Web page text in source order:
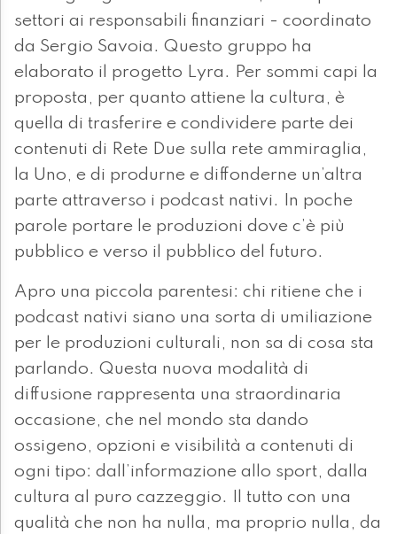
settori ai responsabili finanziari - coordinato
da Sergio Savoia. Questo gruppo ha
elaborato il progetto Lyra. Per sommi capi la
proposta, per quanto attiene la cultura, è
quella di trasferire e condividere parte dei
contenuti di Rete Due sulla rete ammiraglia,
la Uno, e di produrne e diffonderne un’altra
parte attraverso i podcast nativi. In poche
parole portare le produzioni dove c’è più
pubblico e verso il pubblico del futuro.
Apro una piccola parentesi: chi ritiene che i
podcast nativi siano una sorta di umiliazione
per le produzioni culturali, non sa di cosa sta
parlando. Questa nuova modalità di
diffusione rappresenta una straordinaria
occasione, che nel mondo sta dando
ossigeno, opzioni e visibilità a contenuti di
ogni tipo: dall’informazione allo sport, dalla
cultura al puro cazzeggio. Il tutto con una
qualità che non ha nulla, ma proprio nulla, da